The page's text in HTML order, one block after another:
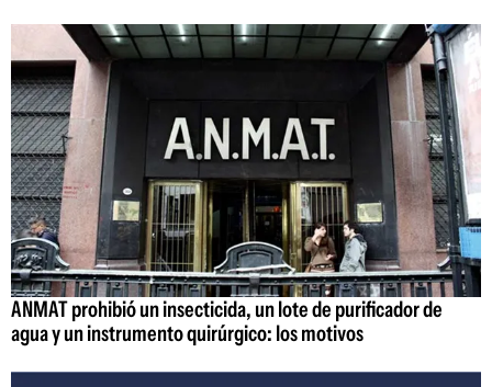
ANMAT prohibió un insecticida, un lote de purificador de
agua y un instrumento quirúrgico: los motivos